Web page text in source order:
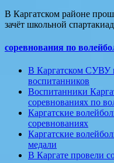
В Каргатском районе
зачёт школьной
соревнования по
В Каргатском СУВУ
воспитанников
Воспитанники
соревнованиях по
Каргатские
соревнованиях
Каргатские
медали
В Каргате провели